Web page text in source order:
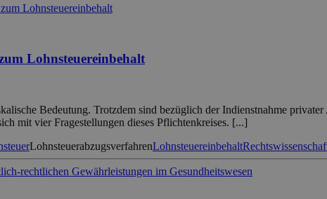
Lohnsteuereinbehalt
Bedeutung. Trotzdem sind bezüglich der Indienstnahme
mit vier Fragestellungen dieses Pflichtenkreises. [...]
LohnsteuerabzugsverfahrenLohnsteuereinbehalt